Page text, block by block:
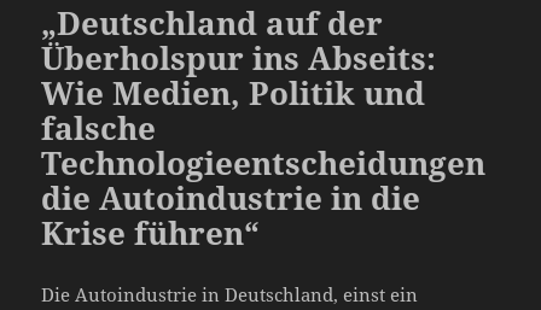
„Deutschland auf der
Überholspur ins Abseits:
Wie Medien, Politik und
falsche
Technologieentscheidungen
die Autoindustrie in die
Krise führen“
Die Autoindustrie in Deutschland, einst ein